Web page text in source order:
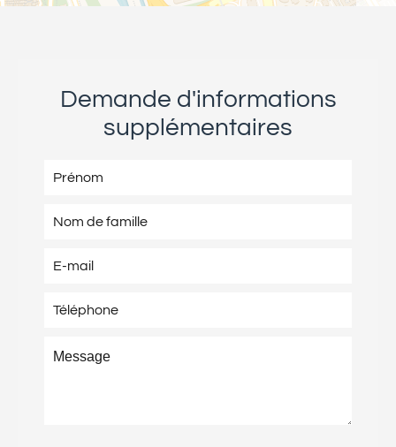
Demande d'informations
supplémentaires